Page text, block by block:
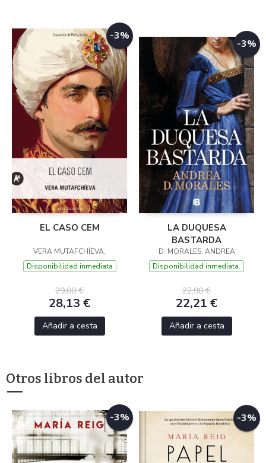
-3%
EL CASO CEM
VERA MUTAFCHÍEVA,
Disponibilidad inmediata
29,00 €
28,13 €
Añadir a cesta
-3%
LA DUQUESA
BASTARDA
D. MORALES, ANDREA
Disponibilidad inmediata.
22,90 €
22,21 €
Añadir a cesta
Otros libros del autor
-3% -3%